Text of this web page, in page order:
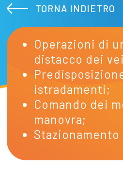
TORNA INDIETRO
Operazioni di
distacco dei
istradamenti;
Comando dei
manovra;